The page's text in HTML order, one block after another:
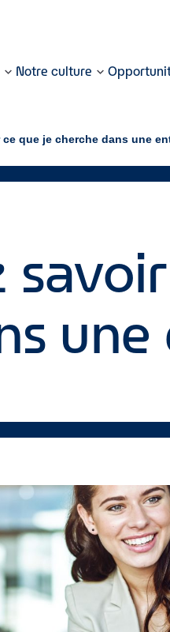
Notre culture
que je cherche dans une